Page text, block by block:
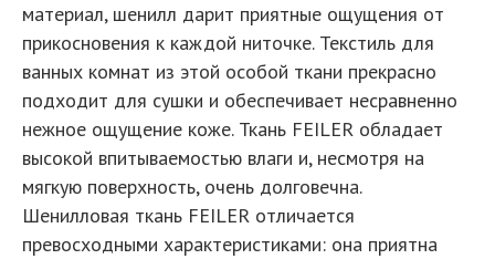
материал, шенилл дарит приятные ощущения от
прикосновения к каждой ниточке. Текстиль для
ванных комнат из этой особой ткани прекрасно
подходит для сушки и обеспечивает несравненно
нежное ощущение коже. Ткань FEILER обладает
высокой впитываемостью влаги и, несмотря на
мягкую поверхность, очень долговечна.
Шенилловая ткань FEILER отличается
превосходными характеристиками: она приятна